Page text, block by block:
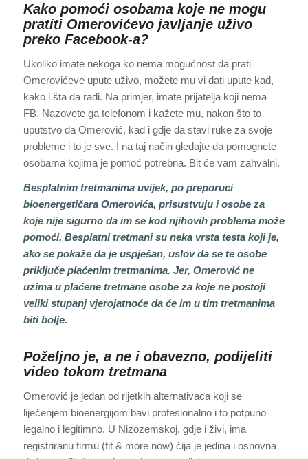
Kako pomoći osobama koje ne mogu
pratiti Omerovićevo javljanje uživo
preko Facebook-a?
Ukoliko imate nekoga ko nema mogućnost da prati
Omerovićeve upute uživo, možete mu vi dati upute kad,
kako i šta da radi. Na primjer, imate prijatelja koji nema
FB. Nazovete ga telefonom i kažete mu, nakon što to
uputstvo da Omerović, kad i gdje da stavi ruke za svoje
probleme i to je sve. I na taj način gledajte da pomognete
osobama kojima je pomoć potrebna. Bit će vam zahvalni.
Besplatnim tretmanima uvijek, po preporuci
bioenergetičara Omerovića, prisustvuju i osobe za
koje nije sigurno da im se kod njihovih problema može
pomoći. Besplatni tretmani su neka vrsta testa koji je,
ako se pokaže da je uspješan, uslov da se te osobe
priključe plaćenim tretmanima. Jer, Omerović ne
uzima u plaćene tretmane osobe za koje ne postoji
veliki stupanj vjerojatnoće da će im u tim tretmanima
biti bolje.
Poželjno je, a ne i obavezno, podijeliti
video tokom tretmana
Omerović je jedan od rijetkih alternativaca koji se
liječenjem bioenergijom bavi profesionalno i to potpuno
legalno i legitimno. U Nizozemskoj, gdje i živi, ima
registriranu firmu (fit & more now) čija je jedina i osnovna